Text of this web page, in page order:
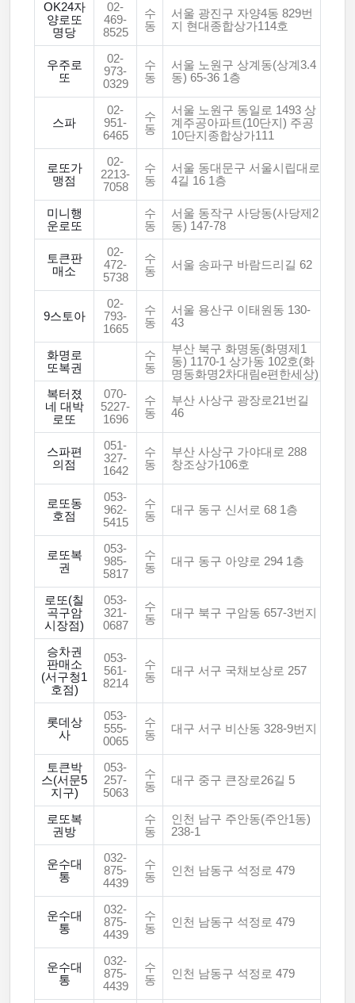
OK24자
양로또
명당
02-
469-
8525
수
동
서울 광진구 자양4동 829번
지 현대종합상가114호
우주로
또
02-
973-
0329
수
동
서울 노원구 상계동(상계3.4
동) 65-36 1층
스파
02-
951-
6465
수
동
서울 노원구 동일로 1493 상
계주공아파트(10단지) 주공
10단지종합상가111
로또가
맹점
02-
2213-
7058
수
동
서울 동대문구 서울시립대로
4길 16 1층
미니행
운로또
수
동
서울 동작구 사당동(사당제2
동) 147-78
토큰판
매소
02-
472-
5738
수
동
서울 송파구 바람드리길 62
9스토아
02-
793-
1665
수
동
서울 용산구 이태원동 130-
43
화명로
또복권
수
동
부산 북구 화명동(화명제1
동) 1170-1 상가동 102호(화
명동화명2차대림e편한세상)
복터졌
네 대박
로또
070-
5227-
1696
수
동
부산 사상구 광장로21번길
46
스파편
의점
051-
327-
1642
수
동
부산 사상구 가야대로 288
창조상가106호
로또동
호점
053-
962-
5415
수
동
대구 동구 신서로 68 1층
로또복
권
053-
985-
5817
수
동
대구 동구 아양로 294 1층
로또(칠
곡구암
시장점)
053-
321-
0687
수
동
대구 북구 구암동 657-3번지
승차권
판매소
(서구청1
호점)
053-
561-
8214
수
동
대구 서구 국채보상로 257
롯데상
사
053-
555-
0065
수
동
대구 서구 비산동 328-9번지
토큰박
스(서문5
지구)
053-
257-
5063
수
동
대구 중구 큰장로26길 5
로또복
권방
수
동
인천 남구 주안동(주안1동)
238-1
운수대
통
032-
875-
4439
수
동
인천 남동구 석정로 479
운수대
통
032-
875-
4439
수
동
인천 남동구 석정로 479
운수대
통
032-
875-
4439
수
동
인천 남동구 석정로 479